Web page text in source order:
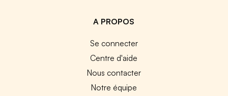
A PROPOS
Se connecter
Centre d'aide
Nous contacter
Notre équipe